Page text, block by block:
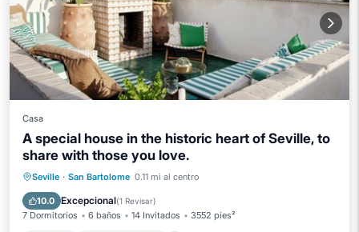
Casa
A special house in the historic heart of Seville, to
share with those you love.
Seville · San Bartolome 0.11 mi al centro
10.0 Excepcional(1 Revisar)
7 Dormitorios 6 baños 14 Invitados 3552 pies²
Piscina Balcón/Terraza
Aire acondicionado